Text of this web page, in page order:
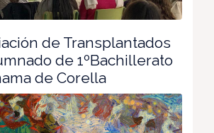
de Transplantados
de 1ºBachillerato
de Corella